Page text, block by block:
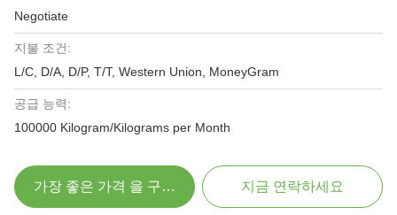
Negotiate
지불 조건:
L/C, D/A, D/P, T/T, Western Union, MoneyGram
공급 능력:
100000 Kilogram/Kilograms per Month
가장 좋은 가격 을 구하라 지금 연락하세요